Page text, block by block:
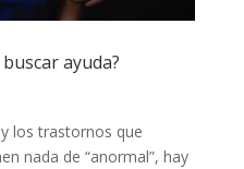
ayuda?
los trastornos que
nada de “anormal”, hay